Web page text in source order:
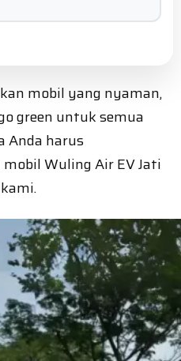
mobil yang nyaman,
green untuk semua
Anda harus
Wuling Air EV Jati